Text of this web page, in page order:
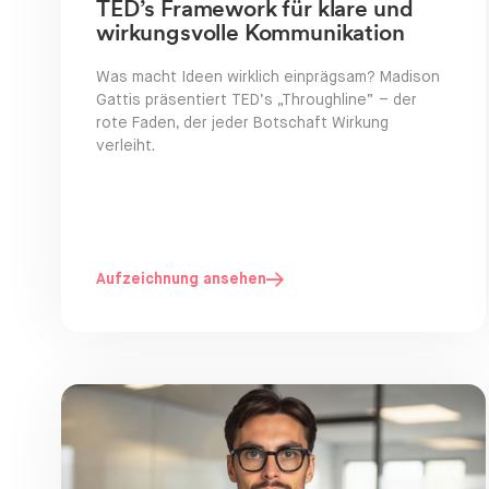
TED’s Framework für klare und
wirkungsvolle Kommunikation
Was macht Ideen wirklich einprägsam? Madison
Gattis präsentiert TED’s „Throughline“ – der
rote Faden, der jeder Botschaft Wirkung
verleiht.
Aufzeichnung ansehen